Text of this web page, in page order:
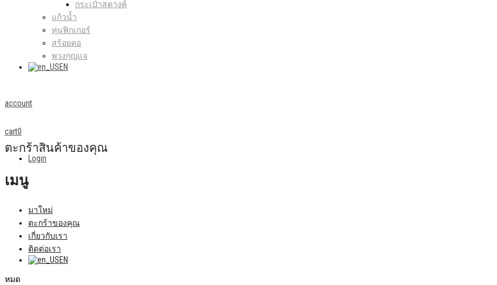
กระเป๋าสตางค์
แก้วน้ำ
หุ่นฟิกเกอร์
สร้อยคอ
พวงกุญแจ
EN
account
Login
cart0
ตะกร้าสินค้าของคุณ
เมนู
มาใหม่
ตะกร้าของคุณ
เกี่ยวกับเรา
ติดต่อเรา
EN
หมด